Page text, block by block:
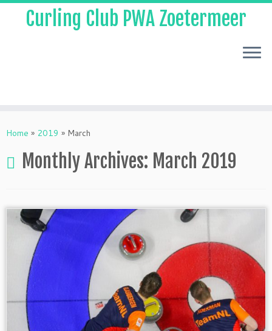
to
Curling Club PWA Zoetermeer
Home » 2019 » March
Monthly Archives: March 2019